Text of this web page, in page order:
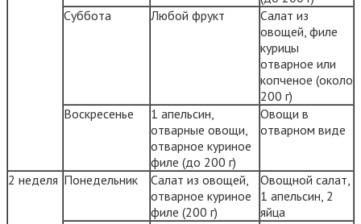
Суббота
Любой фрукт
Салат из
овощей, филе
курицы
отварное или
копченое (около
200 г)
Воскресенье
1 апельсин,
отварные овощи,
отварное куриное
филе (до 200 г)
Овощи в
отварном виде
2 неделя Понедельник
Салат из овощей,
отварное куриное
филе (200 г)
Овощной салат,
1 апельсин, 2
яйца